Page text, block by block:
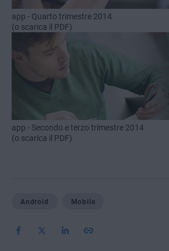
app - Quarto trimestre 2014
(o scarica il PDF)
app - Secondo e terzo trimestre 2014
(o scarica il PDF)
Android Mobile